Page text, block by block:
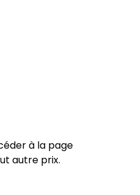
à la page
autre prix.